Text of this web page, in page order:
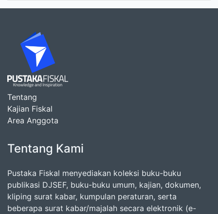
Tentang
Kajian Fiskal
Area Anggota
Tentang Kami
Pustaka Fiskal menyediakan koleksi buku-buku
publikasi DJSEF, buku-buku umum, kajian, dokumen,
kliping surat kabar, kumpulan peraturan, serta
beberapa surat kabar/majalah secara elektronik (e-